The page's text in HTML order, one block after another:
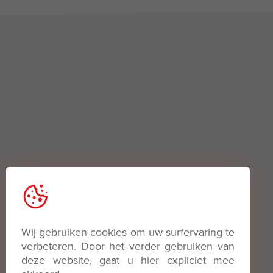
Stock
Achat
A propos de nous
Contact
Wij gebruiken cookies om uw surfervaring te
verbeteren. Door het verder gebruiken van
deze website, gaat u hier expliciet mee